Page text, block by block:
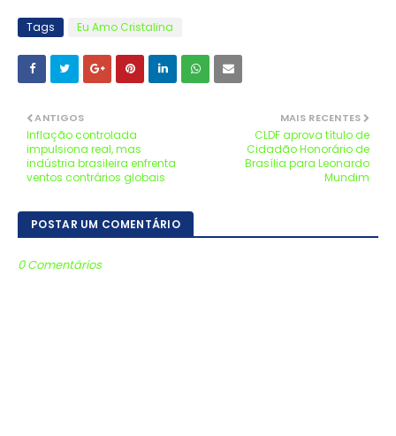
Tags Eu Amo Cristalina
MAIS RECENTES
CLDF aprova título de
Cidadão Honorário de
Brasília para Leonardo
Mundim
ANTIGOS
Inflação controlada
impulsiona real, mas
indústria brasileira enfrenta
ventos contrários globais
POSTAR UM COMENTÁRIO
0 Comentários